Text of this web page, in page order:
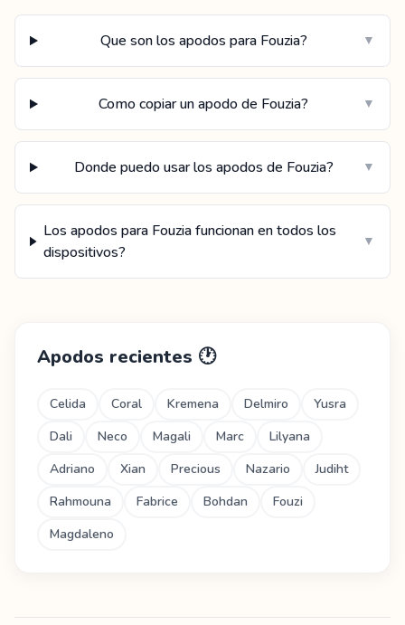
Que son los apodos para Fouzia? ▼
Como copiar un apodo de Fouzia? ▼
Donde puedo usar los apodos de Fouzia? ▼
Los apodos para Fouzia funcionan en todos los
dispositivos?
▼
Apodos recientes 🕐
Celida Coral Kremena Delmiro
Yusra
Dali
Neco Magali Marc
Lilyana
Adriano
Xian Precious Nazario
Judiht
Rahmouna
Fabrice Bohdan
Fouzi
Magdaleno